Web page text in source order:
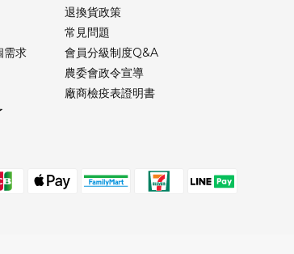
需求
退換貨政策
常見問題
會員分級制度Q&A
農委會政令宣導
廠商檢疫表證明書